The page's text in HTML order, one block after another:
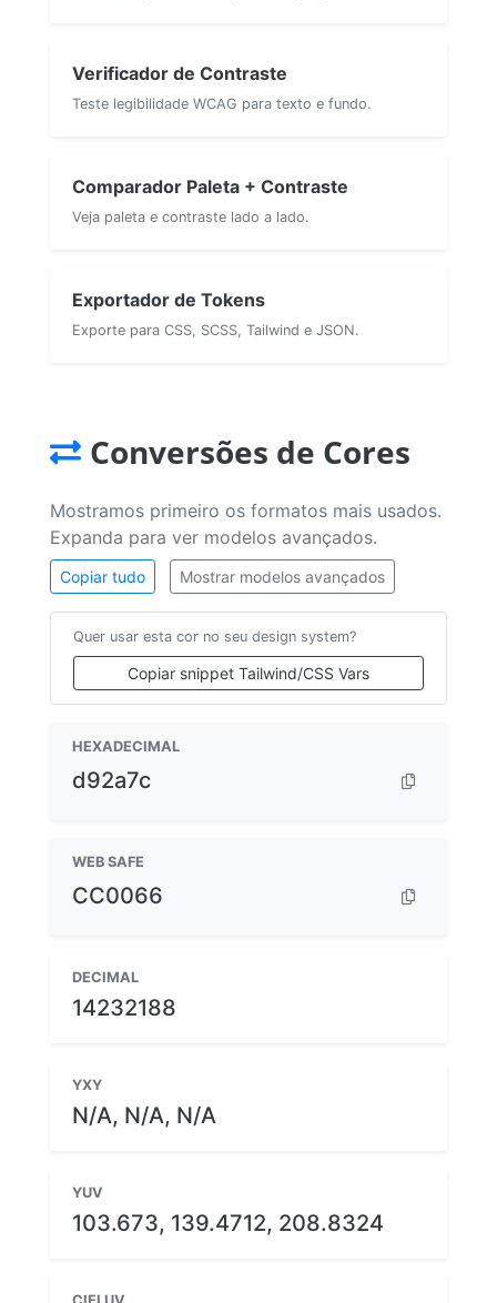
Verificador de Contraste
Teste legibilidade WCAG para texto e fundo.
Comparador Paleta + Contraste
Veja paleta e contraste lado a lado.
Exportador de Tokens
Exporte para CSS, SCSS, Tailwind e JSON.
Conversões de Cores
Mostramos primeiro os formatos mais usados.
Expanda para ver modelos avançados.
Copiar tudo Mostrar modelos avançados
Quer usar esta cor no seu design system?
Copiar snippet Tailwind/CSS Vars
HEXADECIMAL
d92a7c
WEB SAFE
CC0066
DECIMAL
14232188
YXY
N/A, N/A, N/A
YUV
103.673, 139.4712, 208.8324
CIELUV